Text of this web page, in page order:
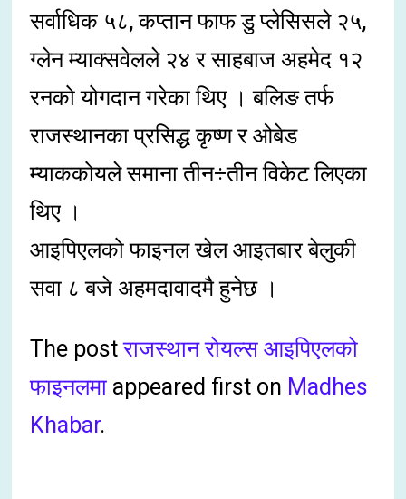
सर्वाधिक ५८, कप्तान फाफ डु प्लेसिसले २५,
ग्लेन म्याक्सवेलले २४ र साहबाज अहमेद १२
रनको योगदान गरेका थिए । बलिङ तर्फ
राजस्थानका प्रसिद्ध कृष्ण र ओबेड
म्याककोयले समाना तीन÷तीन विकेट लिएका
थिए ।
आइपिएलको फाइनल खेल आइतबार बेलुकी
सवा ८ बजे अहमदावादमै हुनेछ ।
The postराजस्थान रोयल्स आइपिएलको
फाइनलमा appeared first on Madhes
Khabar.